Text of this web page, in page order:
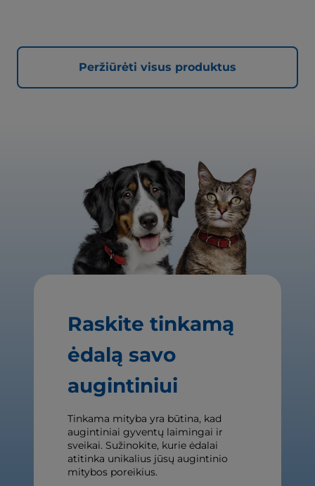
Peržiūrėti visus produktus
Raskite tinkamą
ėdalą savo
augintiniui
Tinkama mityba yra būtina, kad
augintiniai gyventų laimingai ir
sveikai. Sužinokite, kurie ėdalai
atitinka unikalius jūsų augintinio
mitybos poreikius.